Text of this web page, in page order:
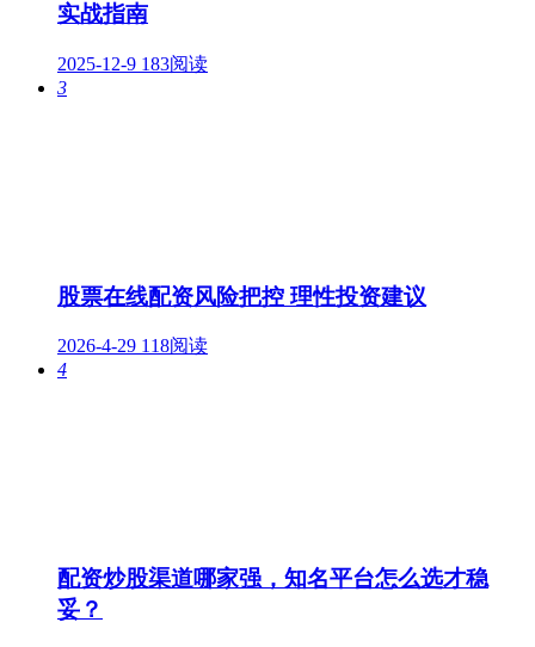
实战指南
2025-12-9 183阅读
3
股票在线配资风险把控 理性投资建议
2026-4-29 118阅读
4
配资炒股渠道哪家强，知名平台怎么选才稳
妥？